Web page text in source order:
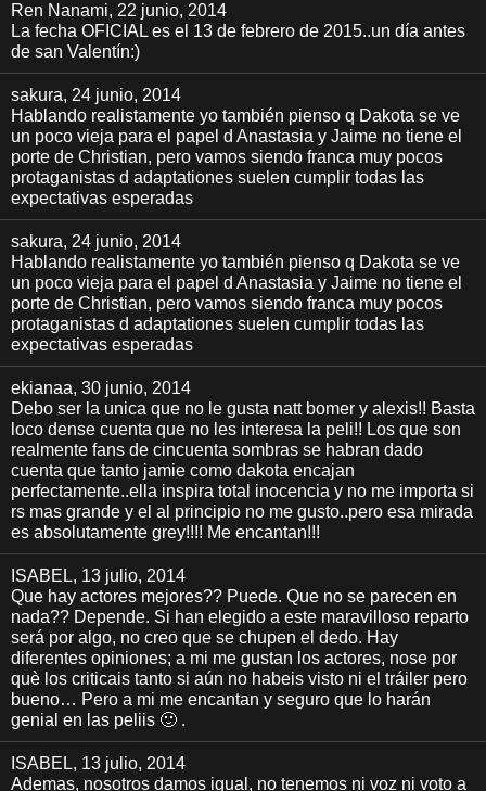
Ren Nanami, 22 junio, 2014
La fecha OFICIAL es el 13 de febrero de 2015..un día antes
de san Valentín:)
sakura, 24 junio, 2014
Hablando realistamente yo también pienso q Dakota se ve
un poco vieja para el papel d Anastasia y Jaime no tiene el
porte de Christian, pero vamos siendo franca muy pocos
protaganistas d adaptationes suelen cumplir todas las
expectativas esperadas
sakura, 24 junio, 2014
Hablando realistamente yo también pienso q Dakota se ve
un poco vieja para el papel d Anastasia y Jaime no tiene el
porte de Christian, pero vamos siendo franca muy pocos
protaganistas d adaptationes suelen cumplir todas las
expectativas esperadas
ekianaa, 30 junio, 2014
Debo ser la unica que no le gusta natt bomer y alexis!! Basta
loco dense cuenta que no les interesa la peli!! Los que son
realmente fans de cincuenta sombras se habran dado
cuenta que tanto jamie como dakota encajan
perfectamente..ella inspira total inocencia y no me importa si
rs mas grande y el al principio no me gusto..pero esa mirada
es absolutamente grey!!!! Me encantan!!!
ISABEL, 13 julio, 2014
Que hay actores mejores?? Puede. Que no se parecen en
nada?? Depende. Si han elegido a este maravilloso reparto
será por algo, no creo que se chupen el dedo. Hay
diferentes opiniones; a mi me gustan los actores, nose por
què los criticais tanto si aún no habeis visto ni el tráiler pero
bueno… Pero a mi me encantan y seguro que lo harán
genial en las peliis 🙂 .
ISABEL, 13 julio, 2014
Ademas, nosotros damos igual, no tenemos ni voz ni voto a